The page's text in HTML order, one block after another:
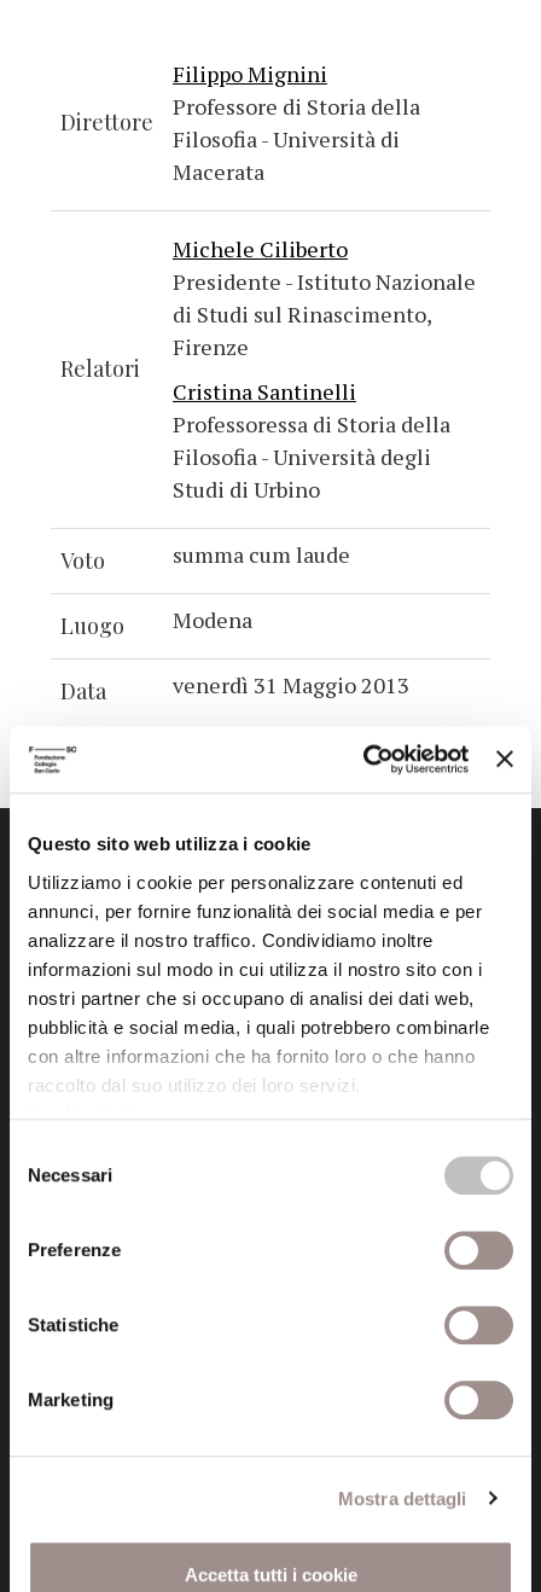
Questo sito web utilizza i cookie
Utilizziamo i cookie per personalizzare contenuti ed
annunci, per fornire funzionalità dei social media e per
analizzare il nostro traffico. Condividiamo inoltre
informazioni sul modo in cui utilizza il nostro sito con i
nostri partner che si occupano di analisi dei dati web,
pubblicità e social media, i quali potrebbero combinarle
con altre informazioni che ha fornito loro o che hanno
raccolto dal suo utilizzo dei loro servizi.
delNecessari
Preferenze
Statistiche
Marketing
Mostra dettagli
Accetta tutti i cookie
Direttore
Filippo Mignini
Professore di Storia della
Filosofia - Università di
Macerata
Relatori
Michele Ciliberto
Presidente - Istituto Nazionale
di Studi sul Rinascimento,
Firenze
Cristina Santinelli
Professoressa di Storia della
Filosofia - Università degli
Studi di Urbino
Voto summa cum laude
Luogo Modena
Data venerdì 31 Maggio 2013
Fondazione Collegio San Carlo
Via San Carlo 5
41121 Modena (MO)
P.I. 00641060363
fondazionecollegiosancarlo@legalmail.it
Amministrazione trasparente